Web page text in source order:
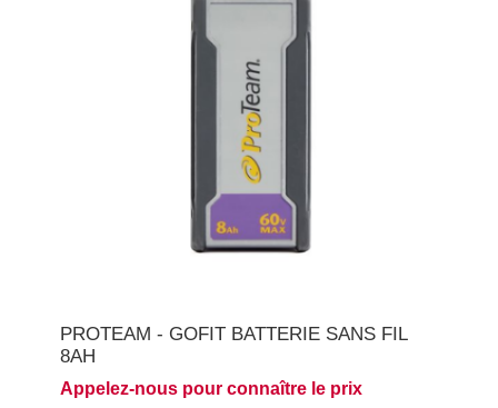
PROTEAM - GOFIT BATTERIE SANS FIL
8AH
Appelez-nous pour connaître le prix